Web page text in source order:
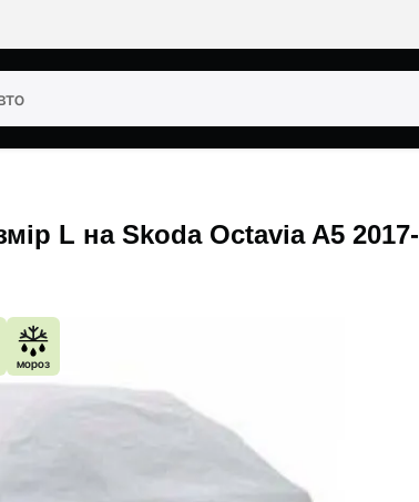
L на Skoda Octavia A5 2017-
мороз